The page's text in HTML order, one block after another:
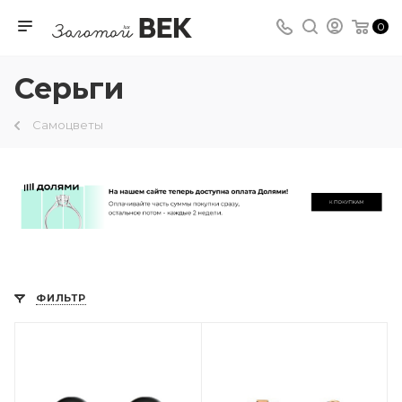
0
Серьги
Самоцветы
ФИЛЬТР